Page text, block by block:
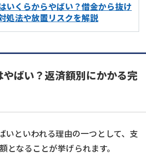
いくらからやばい？借金から抜け
処法や放置リスクを解説
ばい？返済額別にかかる完
いといわれる理由の一つとして、支
となることが挙げられます。